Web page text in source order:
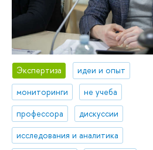
Экспертиза
идеи и опыт
мониторинги
не учеба
профессора
дискуссии
исследования и аналитика